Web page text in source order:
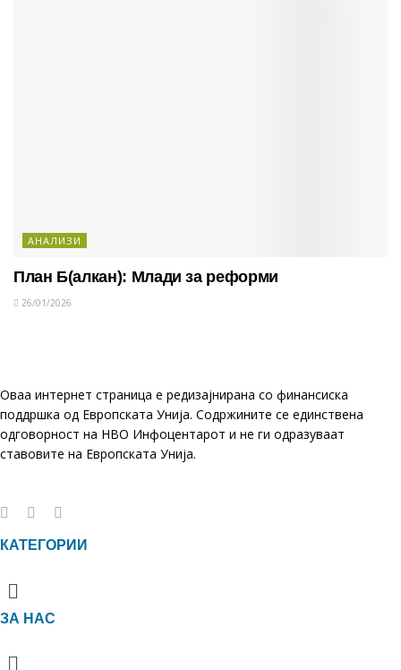
АНАЛИЗИ
План Б(алкан): Млади за реформи
26/01/2026
Оваа интернет страница е редизајнирана со финансиска
поддршка од Европската Унија. Содржините се единствена
одговорност на НВО Инфоцентарот и не ги одразуваат
ставовите на Европската Унија.
КАТЕГОРИИ
Menu
ЗА НАС
Menu